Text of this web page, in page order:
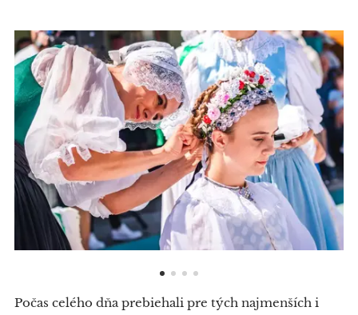
Počas celého dňa prebiehali pre tých najmenších i